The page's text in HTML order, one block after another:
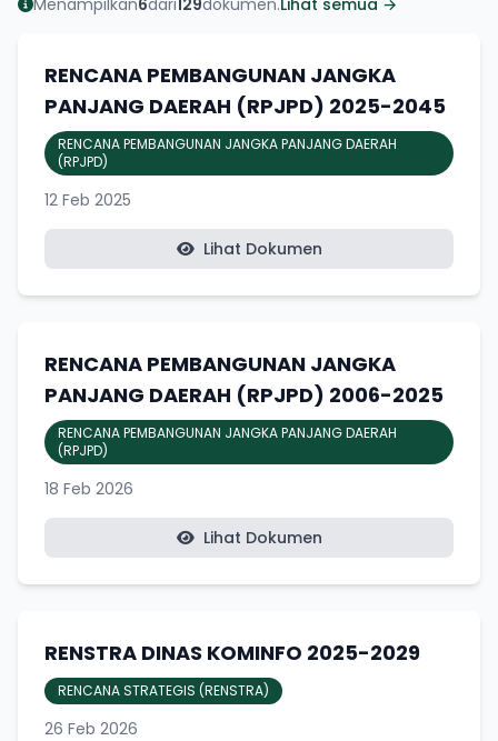
RENCANA PEMBANGUNAN JANGKA
PANJANG DAERAH (RPJPD) 2025-2045
RENCANA PEMBANGUNAN JANGKA PANJANG DAERAH
(RPJPD)
12 Feb 2025
Lihat Dokumen
RENCANA PEMBANGUNAN JANGKA
PANJANG DAERAH (RPJPD) 2006-2025
RENCANA PEMBANGUNAN JANGKA PANJANG DAERAH
(RPJPD)
18 Feb 2026
Lihat Dokumen
RENSTRA DINAS KOMINFO 2025-2029
RENCANA STRATEGIS (RENSTRA)
26 Feb 2026